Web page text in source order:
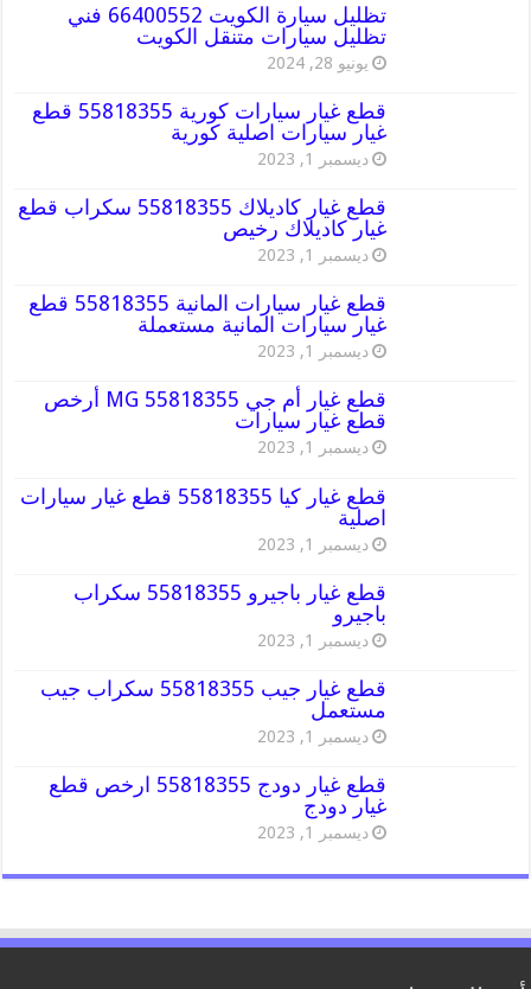
تظليل سيارة الكويت 66400552 فني
تظليل سيارات متنقل الكويت
يونيو 28, 2024
قطع غيار سيارات كورية 55818355 قطع
غيار سيارات اصلية كورية
ديسمبر 1, 2023
قطع غيار كاديلاك 55818355 سكراب قطع
غيار كاديلاك رخيص
ديسمبر 1, 2023
قطع غيار سيارات المانية 55818355 قطع
غيار سيارات المانية مستعملة
ديسمبر 1, 2023
قطع غيار أم جي MG 55818355 أرخص
قطع غيار سيارات
ديسمبر 1, 2023
قطع غيار كيا 55818355 قطع غيار سيارات
اصلية
ديسمبر 1, 2023
قطع غيار باجيرو 55818355 سكراب
باجيرو
ديسمبر 1, 2023
قطع غيار جيب 55818355 سكراب جيب
مستعمل
ديسمبر 1, 2023
قطع غيار دودج 55818355 ارخص قطع
غيار دودج
ديسمبر 1, 2023